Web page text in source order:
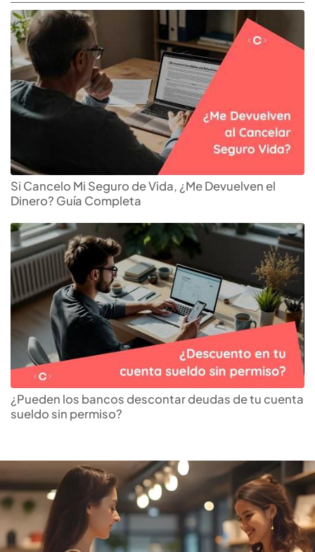
Si Cancelo Mi Seguro de Vida, ¿Me Devuelven el
Dinero? Guía Completa
¿Pueden los bancos descontar deudas de tu cuenta
sueldo sin permiso?
Encuentra tutarjeta de
créditoideal